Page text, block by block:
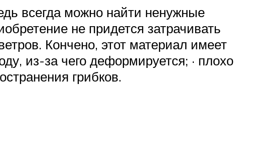
всегда можно найти ненужные
не придется затрачивать
Кончено, этот материал имеет
из-за чего деформируется; · плохо
грибков.